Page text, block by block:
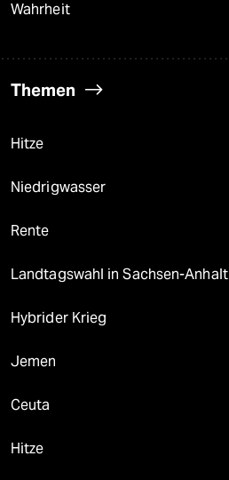
Wahrheit
Themen
Hitze
Niedrigwasser
Rente
Landtagswahl in Sachsen-Anhalt
Hybrider Krieg
Jemen
Ceuta
Hitze